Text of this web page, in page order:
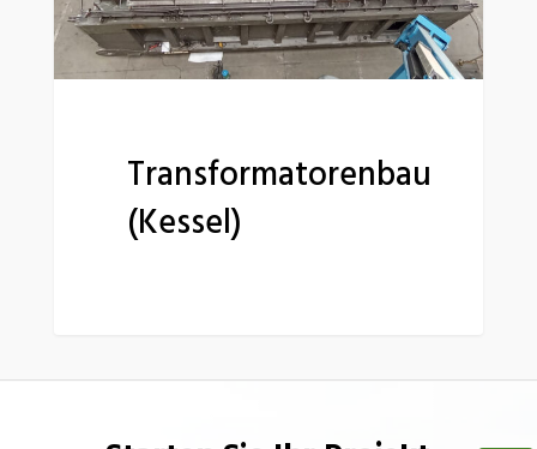
Transformatorenbau
(Kessel)